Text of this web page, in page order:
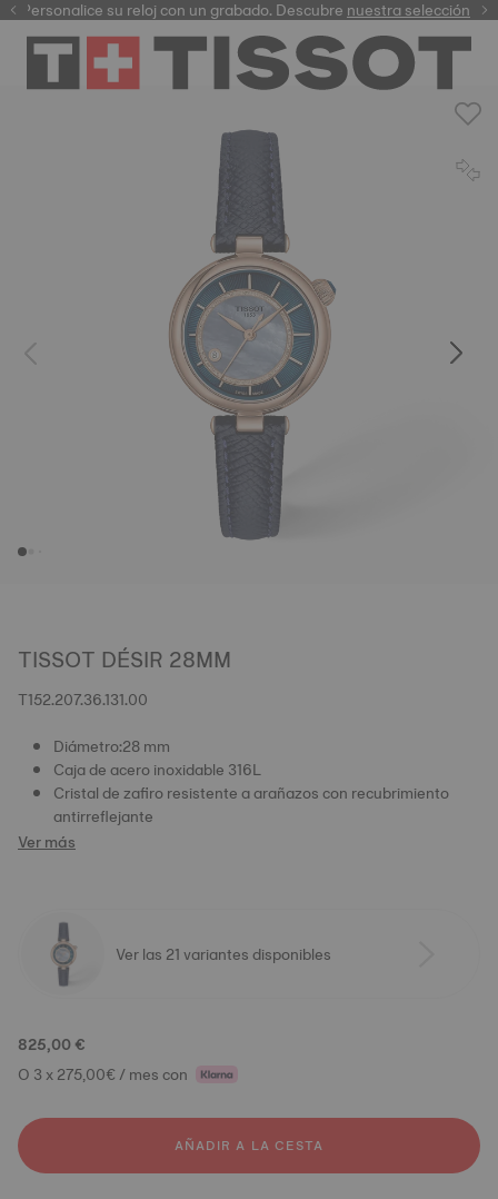
Personalice su reloj con un grabado. Descubrenuestra selección
garantía digital
TISSOT DÉSIR 28MM
T152.207.36.131.00
Diámetro:28 mm
Caja de acero inoxidable 316L
Cristal de zafiro resistente a arañazos con recubrimiento
antirreflejante
Ver más
Ver las 21 variantes disponibles
825,00 €
O 3 x 275,00€ / mes con
AÑADIR A LA CESTA